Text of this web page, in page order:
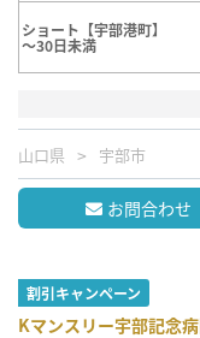
ショート【宇部港町】
～30日未満
山口県 宇部市
お問合わせ
割引キャンペーン
Kマンスリー宇部記念